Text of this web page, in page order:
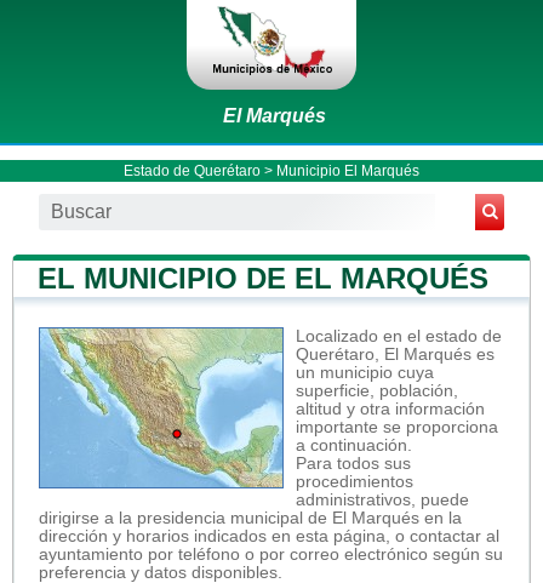
El Marqués
Estado de Querétaro > Municipio El Marqués
EL MUNICIPIO DE EL MARQUÉS
Localizado en el estado de
Querétaro, El Marqués es
un municipio cuya
superficie, población,
altitud y otra información
importante se proporciona
a continuación.
Para todos sus
procedimientos
administrativos, puede
dirigirse a la presidencia municipal de El Marqués en la
dirección y horarios indicados en esta página, o contactar al
ayuntamiento por teléfono o por correo electrónico según su
preferencia y datos disponibles.